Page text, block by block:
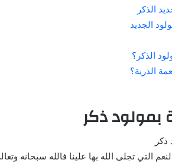
الذكر
الجديد
الذكر؟
الذرية؟
بمولود ذكر
التي تجلى الله بها علينا فالله سبحانه